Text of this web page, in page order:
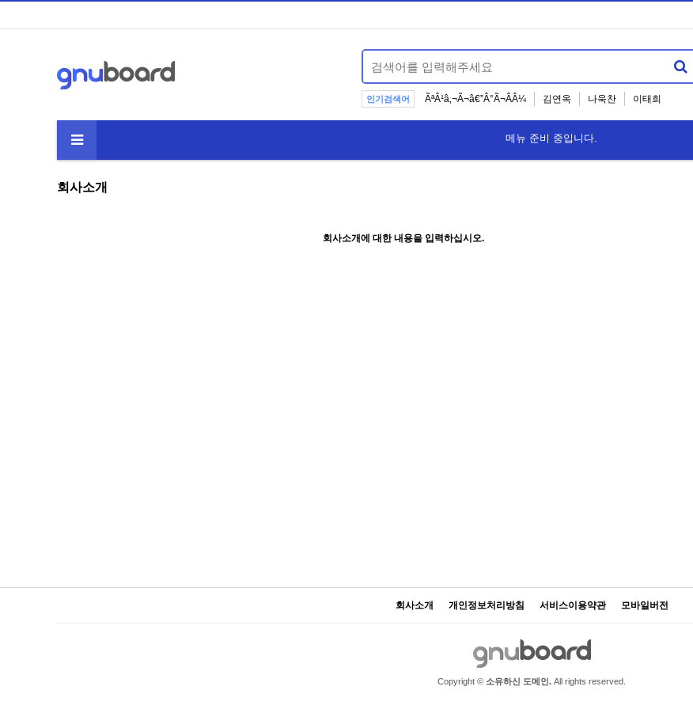
인기검색어 ÃªÂ¹â‚¬Ã¬â€”Â°Ã¬ÂÂ¼ 김연옥 나욱찬
이태희
메뉴 준비 중입니다.
회사소개
회사소개에 대한 내용을 입력하십시오.
회사소개 개인정보처리방침 서비스이용약관 모바일버전
Copyright © 소유하신 도메인. All rights reserved.